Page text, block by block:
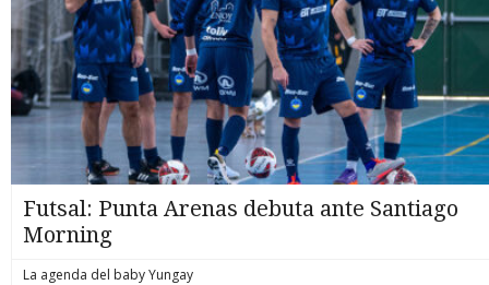
Futsal: Punta Arenas debuta ante Santiago
Morning
La agenda del baby Yungay